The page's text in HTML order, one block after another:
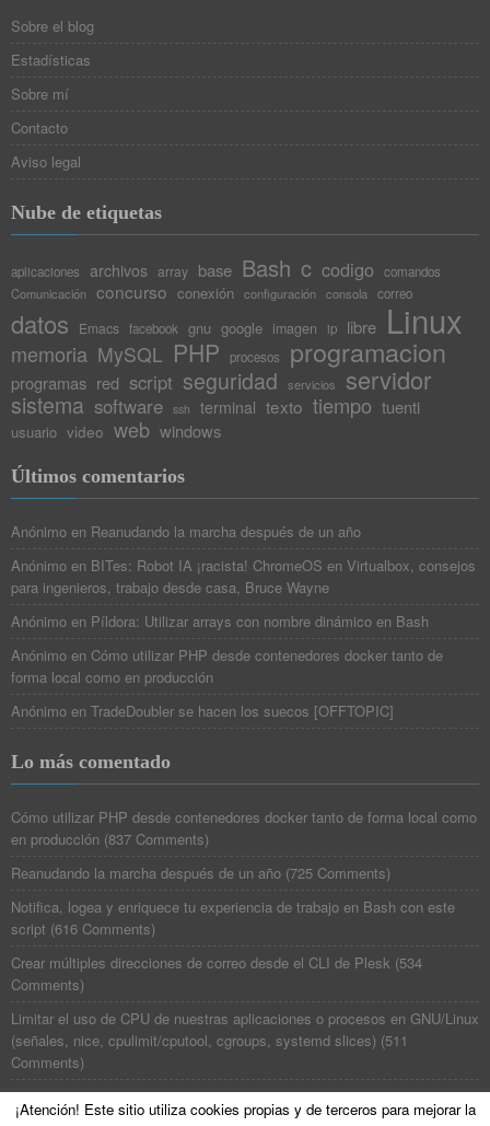
Sobre el blog
Estadísticas
Sobre mí
Contacto
Aviso legal
Nube de etiquetas
aplicaciones archivos array base Bash c codigo
comandos
Comunicación concurso conexión configuración consola correo
datos Emacs facebook gnu google imagen ip libre Linux
memoria MySQL PHP procesos programacion
programas red script seguridad servicios servidor
sistema software ssh terminal texto tiempo tuenti
usuario video web windows
Últimos comentarios
Anónimo en Reanudando la marcha después de un año
Anónimo en BITes: Robot IA ¡racista! ChromeOS en Virtualbox, consejos
para ingenieros, trabajo desde casa, Bruce Wayne
Anónimo en Píldora: Utilizar arrays con nombre dinámico en Bash
Anónimo en Cómo utilizar PHP desde contenedores docker tanto de
forma local como en producción
Anónimo en TradeDoubler se hacen los suecos [OFFTOPIC]
Lo más comentado
Cómo utilizar PHP desde contenedores docker tanto de forma local como
en producción (837 Comments)
Reanudando la marcha después de un año (725 Comments)
Notifica, logea y enriquece tu experiencia de trabajo en Bash con este
script (616 Comments)
Crear múltiples direcciones de correo desde el CLI de Plesk (534
Comments)
Limitar el uso de CPU de nuestras aplicaciones o procesos en GNU/Linux
(señales, nice, cpulimit/cputool, cgroups, systemd slices) (511
Comments)
¡Atención! Este sitio utiliza cookies propias y de terceros para mejorar la